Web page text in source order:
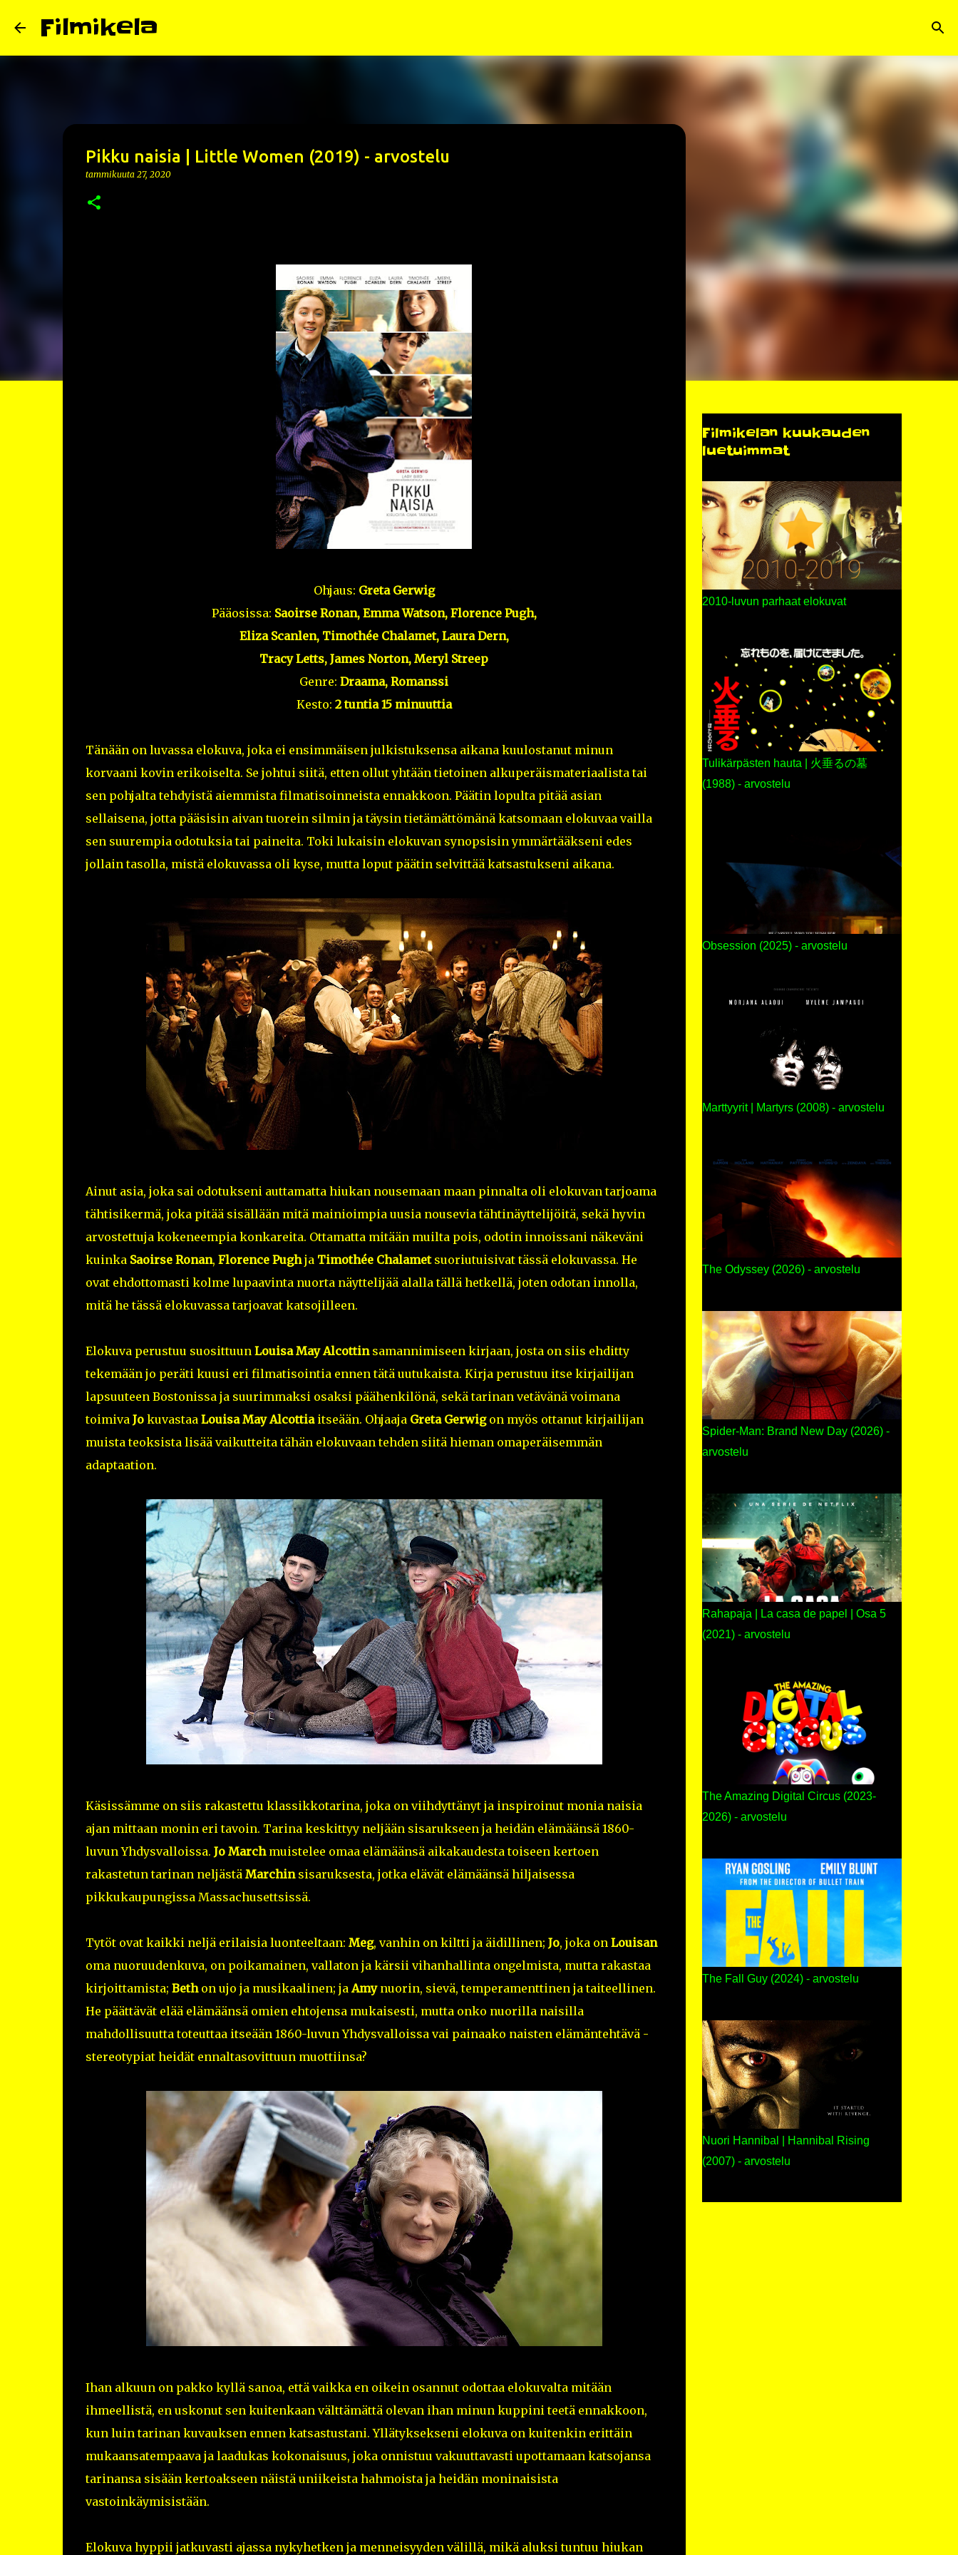
Filmikela
Pikku naisia | Little Women (2019) - arvostelu
tammikuuta 27, 2020
Ohjaus: Greta Gerwig
Pääosissa: Saoirse Ronan, Emma Watson, Florence Pugh,
Eliza Scanlen, Timothée Chalamet, Laura Dern,
Tracy Letts, James Norton, Meryl Streep
Genre: Draama, Romanssi
Kesto: 2 tuntia 15 minuuttia
Tänään on luvassa elokuva, joka ei ensimmäisen julkistuksensa aikana kuulostanut minun
korvaani kovin erikoiselta. Se johtui siitä, etten ollut yhtään tietoinen alkuperäismateriaalista tai
sen pohjalta tehdyistä aiemmista filmatisoinneista ennakkoon. Päätin lopulta pitää asian
sellaisena, jotta pääsisin aivan tuorein silmin ja täysin tietämättömänä katsomaan elokuvaa vailla
sen suurempia odotuksia tai paineita. Toki lukaisin elokuvan synopsisin ymmärtääkseni edes
jollain tasolla, mistä elokuvassa oli kyse, mutta loput päätin selvittää katsastukseni aikana.
Ainut asia, joka sai odotukseni auttamatta hiukan nousemaan maan pinnalta oli elokuvan tarjoama
tähtisikermä, joka pitää sisällään mitä mainioimpia uusia nousevia tähtinäyttelijöitä, sekä hyvin
arvostettuja kokeneempia konkareita. Ottamatta mitään muilta pois, odotin innoissani näkeväni
kuinka Saoirse Ronan, Florence Pughja Timothée Chalametsuoriutuisivat tässä elokuvassa. He
ovat ehdottomasti kolme lupaavinta nuorta näyttelijää alalla tällä hetkellä, joten odotan innolla,
mitä he tässä elokuvassa tarjoavat katsojilleen.
Elokuva perustuu suosittuun Louisa May Alcottinsamannimiseen kirjaan, josta on siis ehditty
tekemään jo peräti kuusi eri filmatisointia ennen tätä uutukaista. Kirja perustuu itse kirjailijan
lapsuuteen Bostonissa ja suurimmaksi osaksi päähenkilönä, sekä tarinan vetävänä voimana
toimiva Jokuvastaa Louisa May Alcottiaitseään. Ohjaaja Greta Gerwigon myös ottanut kirjailijan
muista teoksista lisää vaikutteita tähän elokuvaan tehden siitä hieman omaperäisemmän
adaptaation.
Käsissämme on siis rakastettu klassikkotarina, joka on viihdyttänyt ja inspiroinut monia naisia
ajan mittaan monin eri tavoin. Tarina keskittyy neljään sisarukseen ja heidän elämäänsä 1860-
luvun Yhdysvalloissa. Jo Marchmuistelee omaa elämäänsä aikakaudesta toiseen kertoen
rakastetun tarinan neljästä Marchinsisaruksesta, jotka elävät elämäänsä hiljaisessa
pikkukaupungissa Massachusettsissä.
Tytöt ovat kaikki neljä erilaisia luonteeltaan: Meg, vanhin on kiltti ja äidillinen; Jo, joka on Louisan
oma nuoruudenkuva, on poikamainen, vallaton ja kärsii vihanhallinta ongelmista, mutta rakastaa
kirjoittamista; Bethon ujo ja musikaalinen; ja Amynuorin, sievä, temperamenttinen ja taiteellinen.
He päättävät elää elämäänsä omien ehtojensa mukaisesti, mutta onko nuorilla naisilla
mahdollisuutta toteuttaa itseään 1860-luvun Yhdysvalloissa vai painaako naisten elämäntehtävä -
stereotypiat heidät ennaltasovittuun muottiinsa?
Ihan alkuun on pakko kyllä sanoa, että vaikka en oikein osannut odottaa elokuvalta mitään
ihmeellistä, en uskonut sen kuitenkaan välttämättä olevan ihan minun kuppini teetä ennakkoon,
kun luin tarinan kuvauksen ennen katsastustani. Yllätyksekseni elokuva on kuitenkin erittäin
mukaansatempaava ja laadukas kokonaisuus, joka onnistuu vakuuttavasti upottamaan katsojansa
tarinansa sisään kertoakseen näistä uniikeista hahmoista ja heidän moninaisista
vastoinkäymisistään.
Elokuva hyppii jatkuvasti ajassa nykyhetken ja menneisyyden välillä, mikä aluksi tuntuu hiukan
Filmikelan kuukauden
luetuimmat
2010-luvun parhaat elokuvat
Tulikärpästen hauta | 火垂るの墓
(1988) - arvostelu
Obsession (2025) - arvostelu
Marttyyrit | Martyrs (2008) - arvostelu
The Odyssey (2026) - arvostelu
Spider-Man: Brand New Day (2026) -
arvostelu
Rahapaja | La casa de papel | Osa 5
(2021) - arvostelu
The Amazing Digital Circus (2023-
2026) - arvostelu
The Fall Guy (2024) - arvostelu
Nuori Hannibal | Hannibal Rising
(2007) - arvostelu